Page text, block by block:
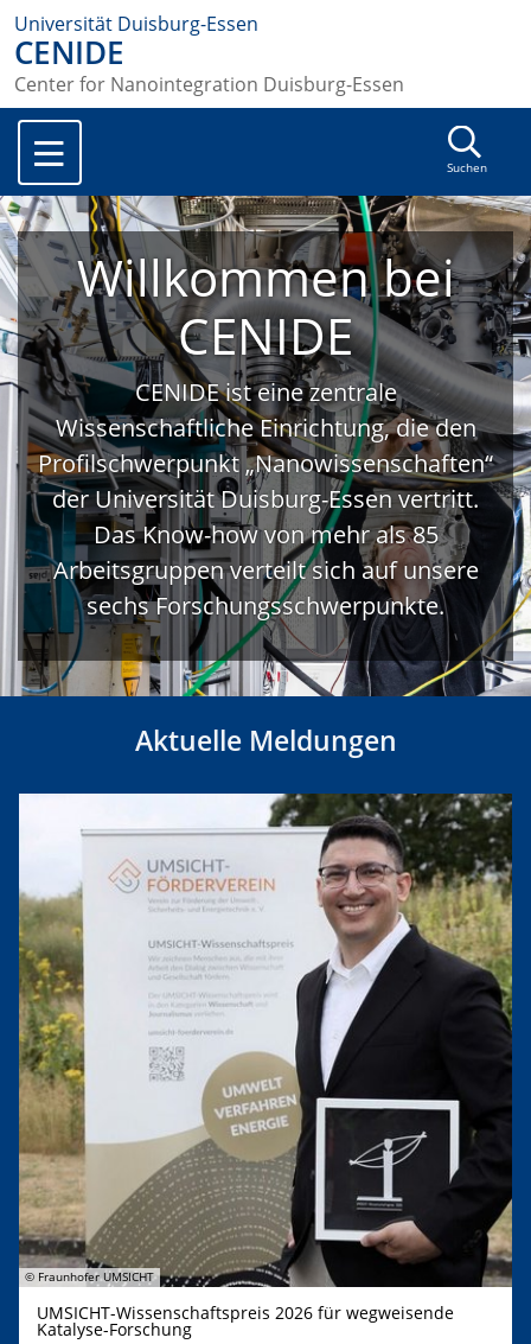
Universität Duisburg-Essen
CENIDE
Center for Nanointegration Duisburg-Essen
Suchen
Willkommen bei
CENIDE
CENIDE ist eine zentrale
Wissenschaftliche Einrichtung, die den
Profilschwerpunkt „Nanowissenschaften“
der Universität Duisburg-Essen vertritt.
Das Know-how von mehr als 85
Arbeitsgruppen verteilt sich auf unsere
sechs Forschungsschwerpunkte.
Aktuelle Meldungen
© Fraunhofer UMSICHT
UMSICHT-Wissenschaftspreis 2026 für wegweisende
Katalyse-Forschung